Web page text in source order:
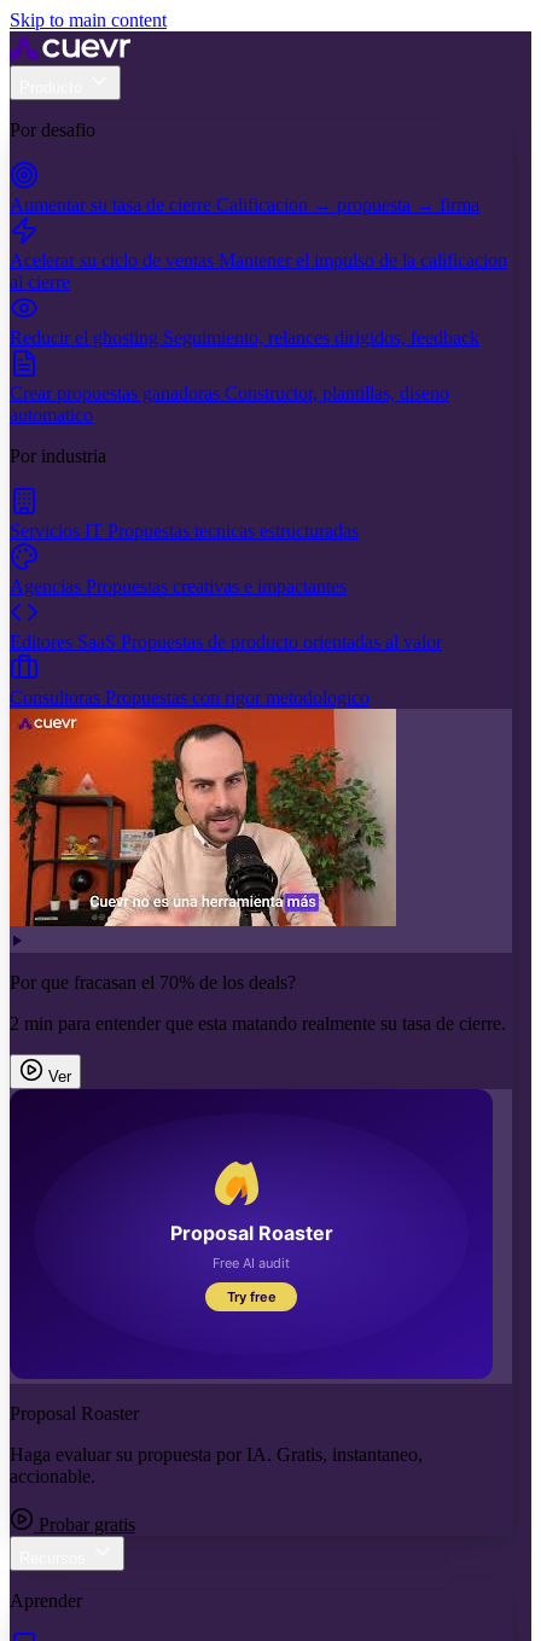
Skip to main content
Por desafio
Aumentar su tasa de cierre Calificacion → propuesta → firma
Acelerar su ciclo de ventas Mantener el impulso de la calificacion
al cierre
Reducir el ghosting Seguimiento, relances dirigidos, feedback
Crear propuestas ganadoras Constructor, plantillas, diseno
automatico
Por industria
Servicios IT Propuestas tecnicas estructuradas
Agencias Propuestas creativas e impactantes
Editores SaaS Propuestas de producto orientadas al valor
Consultoras Propuestas con rigor metodologico
Por que fracasan el 70% de los deals?
2 min para entender que esta matando realmente su tasa de cierre.
Ver
Proposal Roaster
Haga evaluar su propuesta por IA. Gratis, instantaneo,
accionable.
Probar gratis
Aprender